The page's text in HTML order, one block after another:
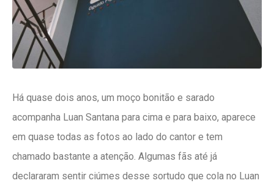
Há quase dois anos, um moço bonitão e sarado
acompanha Luan Santana para cima e para baixo, aparece
em quase todas as fotos ao lado do cantor e tem
chamado bastante a atenção. Algumas fãs até já
declararam sentir ciúmes desse sortudo que cola no Luan